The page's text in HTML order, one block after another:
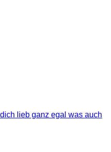
lieb ganz egal was auch